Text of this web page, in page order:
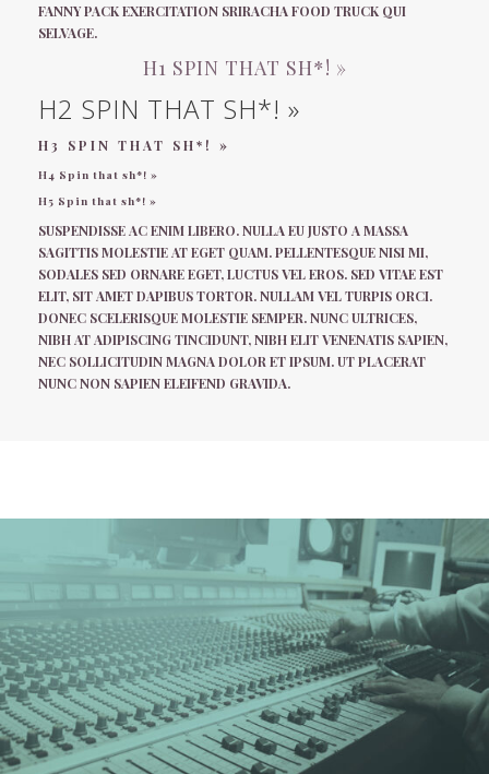
FANNY PACK EXERCITATION SRIRACHA FOOD TRUCK QUI
SELVAGE.
H1 SPIN THAT SH*! »
H2 SPIN THAT SH*! »
H3 SPIN THAT SH*! »
H4 Spin that sh*! »
H5 Spin that sh*! »
SUSPENDISSE AC ENIM LIBERO. NULLA EU JUSTO A MASSA
SAGITTIS MOLESTIE AT EGET QUAM. PELLENTESQUE NISI MI,
SODALES SED ORNARE EGET, LUCTUS VEL EROS. SED VITAE EST
ELIT, SIT AMET DAPIBUS TORTOR. NULLAM VEL TURPIS ORCI.
DONEC SCELERISQUE MOLESTIE SEMPER. NUNC ULTRICES,
NIBH AT ADIPISCING TINCIDUNT, NIBH ELIT VENENATIS SAPIEN,
NEC SOLLICITUDIN MAGNA DOLOR ET IPSUM. UT PLACERAT
NUNC NON SAPIEN ELEIFEND GRAVIDA.